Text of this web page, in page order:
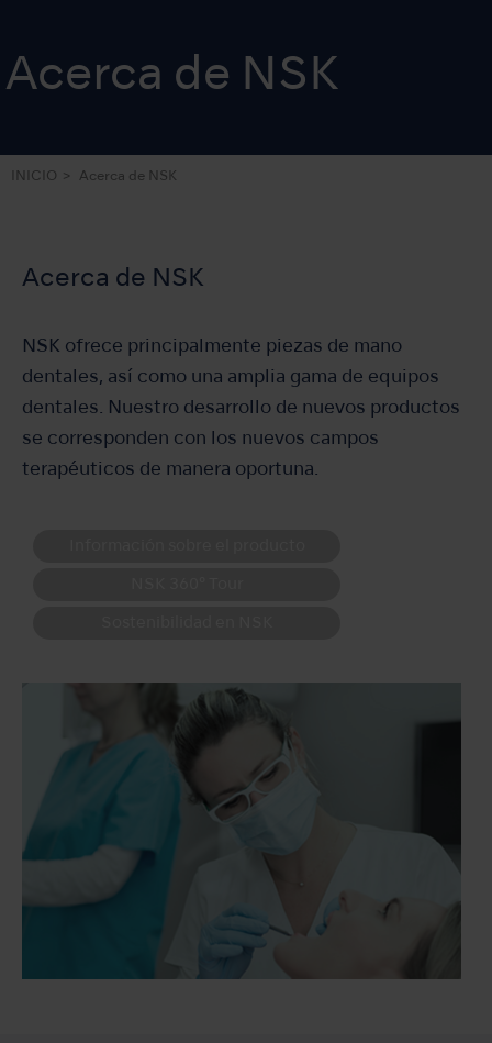
Acerca de NSK
INICIO Acerca de NSK
Acerca de NSK
NSK ofrece principalmente piezas de mano
dentales, así como una amplia gama de equipos
dentales. Nuestro desarrollo de nuevos productos
se corresponden con los nuevos campos
terapéuticos de manera oportuna.